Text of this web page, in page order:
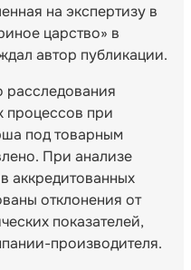
на экспертизу в
царство» в
автор публикации.
расследования
процессов при
под товарным
При анализе
аккредитованных
отклонения от
показателей,
производителя.